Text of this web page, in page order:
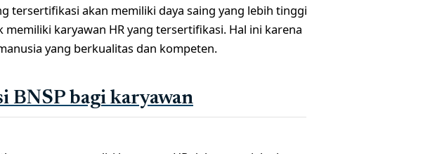
tersertifikasi akan memiliki daya saing yang lebih tinggi
karyawan HR yang tersertifikasi. Hal ini karena
yang berkualitas dan kompeten.
BNSP bagi karyawan